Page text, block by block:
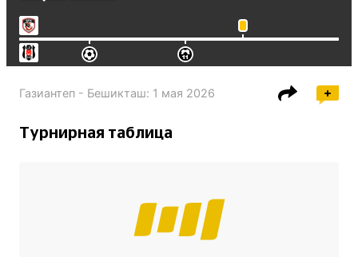
Газиантеп - Бешикташ: 1 мая 2026
Турнирная таблица